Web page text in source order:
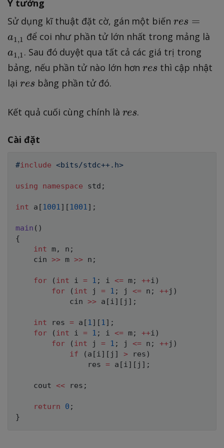
1
\l
e
i
\l
e
m
1
e
\l
n
Ý tưởng
Sử dụng kĩ thuật đặt cờ, gán một biến r
e
s
=
a
res =
a1 ,1 để coi như phần tử lớn nhất trong mảng là
{
1
a1 ,1 . Sau đó duyệt qua tất cả các giá trị trong
bảng, nếu phần tử nào lớn hơnr
res thì cập nhật
lại r
s
res bằng phần tử đó.
Kết quả cuối cùng chính là r
res.
Cài đặt
#include <bits/stdc++.h>
using namespace std ;
int a [ 1001] [ 1001] ;
main ( )
{
int m, n ;
    cin
>> m >> n ;
for ( int i = 1 ; i <= m; ++i )
for
( int j = 1 ; j <= n ; ++j )
            cin
>> a [i] [ j ] ;
int res = a [ 1] [ 1] ;
for
( int i = 1 ; i <= m; ++i )
for
( int j = 1 ; j <= n ; ++j )
if
( a [i] [ j ] > res )
                res
= a [i] [ j ] ;
    cout
<< res ;
return 0 ;
}